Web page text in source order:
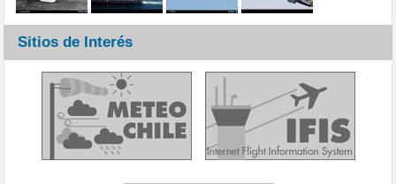
Sitios de Interés